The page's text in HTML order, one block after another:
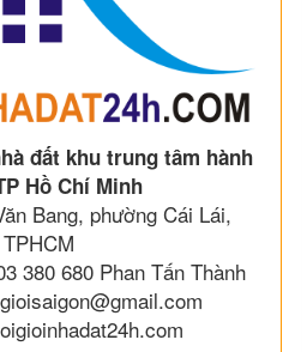
đất khu trung tâm hành
Hồ Chí Minh
Bang, phường Cái Lái,
TPHCM
380 680 Phan Tấn Thành